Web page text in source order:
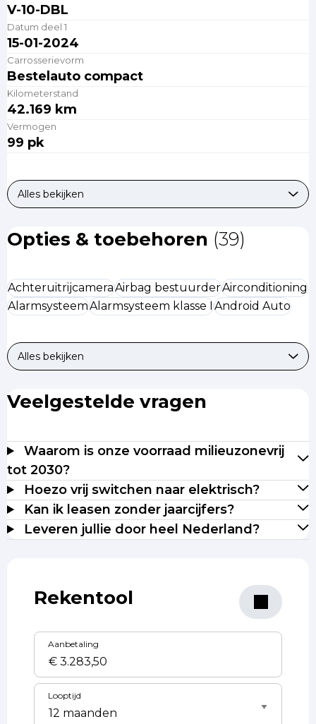
V-10-DBL
Datum deel 1
15-01-2024
Carrosserievorm
Bestelauto compact
Kilometerstand
42.169 km
Vermogen
99 pk
Alles bekijken
Opties & toebehoren (39)
AchteruitrijcameraAirbag bestuurderAirconditioning
AlarmsysteemAlarmsysteem klasse IAndroid Auto
Alles bekijken
Veelgestelde vragen
Waarom is onze voorraad milieuzonevrij
tot 2030?
Hoezo vrij switchen naar elektrisch?
Kan ik leasen zonder jaarcijfers?
Leveren jullie door heel Nederland?
Rekentool
Aanbetaling
Looptijd